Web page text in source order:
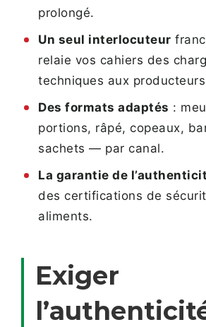
prolongé.
Un seul interlocuteur
relaie vos cahiers des
techniques aux
Des formats adaptés :
portions, râpé, copeaux,
sachets — par canal.
La garantie de
des certifications de
aliments.
Exiger